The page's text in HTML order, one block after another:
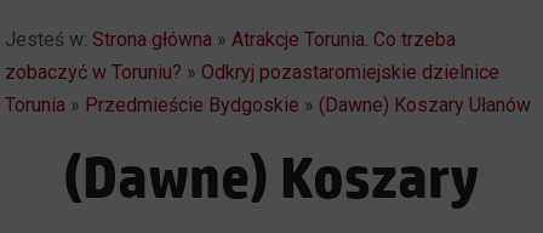
Jesteś w: Strona główna »Atrakcje Torunia. Co trzeba
zobaczyć w Toruniu? » Odkryj pozastaromiejskie dzielnice
Torunia » Przedmieście Bydgoskie » (Dawne) Koszary Ułanów
(Dawne) Koszary